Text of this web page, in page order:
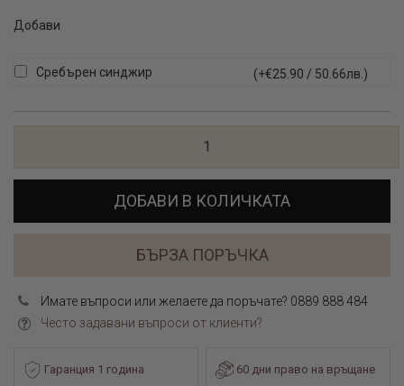
Добави
Сребърен синджир (+€25.90 / 50.66лв.)
ДОБАВИ В КОЛИЧКАТА
БЪРЗА ПОРЪЧКА
Имате въпроси или желаете да поръчате? 0889 888 484
Често задавани въпроси от клиенти?
Гаранция 1 година 60 дни право на връщане